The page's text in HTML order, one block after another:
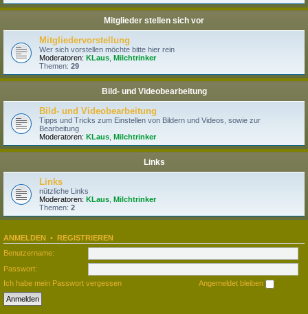
Mitglieder stellen sich vor
Mitgliedervorstellung
Wer sich vorstellen möchte bitte hier rein
Moderatoren: KLaus Milchtrinker
Themen: 29
Bild- und Videobearbeitung
Bild- und Videobearbeitung
Tipps und Tricks zum Einstellen von Bildern und Videos, sowie zur
Bearbeitung
Moderatoren: KLaus Milchtrinker
Links
Links
nützliche Links
Moderatoren: KLaus Milchtrinker
Themen: 2
ANMELDEN • REGISTRIEREN
Benutzername:
Passwort:
Ich habe mein Passwort vergessen
Angemeldet bleiben